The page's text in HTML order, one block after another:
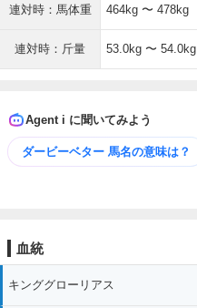
連対時：馬体重 464kg 〜 478kg
連対時：斤量 53.0kg 〜 54.0kg
Agent i に聞いてみよう
ダービーベター 馬名の意味は？
血統
キンググローリアス